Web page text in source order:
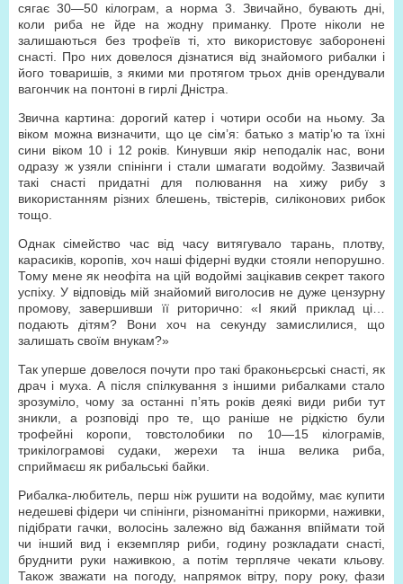
сягає 30—50 кілограм, а норма 3. Звичайно, бувають дні,
коли риба не йде на жодну приманку. Проте ніколи не
залишаються без трофеїв ті, хто використовує заборонені
снасті. Про них довелося дізнатися від знайомого рибалки і
його товаришів, з якими ми протягом трьох днів орендували
вагончик на понтоні в гирлі Дністра.
Звична картина: дорогий катер і чотири особи на ньому. За
віком можна визначити, що це сім’я: батько з матір’ю та їхні
сини віком 10 і 12 років. Кинувши якір неподалік нас, вони
одразу ж узяли спінінги і стали шмагати водойму. Зазвичай
такі снасті придатні для полювання на хижу рибу з
використанням різних блешень, твістерів, силіконових рибок
тощо.
Однак сімейство час від часу витягувало тарань, плотву,
карасиків, коропів, хоч наші фідерні вудки стояли непорушно.
Тому мене як неофіта на цій водоймі зацікавив секрет такого
успіху. У відповідь мій знайомий виголосив не дуже цензурну
промову, завершивши її риторично: «І який приклад ці…
подають дітям? Вони хоч на секунду замислилися, що
залишать своїм внукам?»
Так уперше довелося почути про такі браконьєрські снасті, як
драч і муха. А після спілкування з іншими рибалками стало
зрозуміло, чому за останні п’ять років деякі види риби тут
зникли, а розповіді про те, що раніше не рідкістю були
трофейні коропи, товстолобики по 10—15 кілограмів,
трикілограмові судаки, жерехи та інша велика риба,
сприймаєш як рибальські байки.
Рибалка-любитель, перш ніж рушити на водойму, має купити
недешеві фідери чи спінінги, різноманітні прикорми, наживки,
підібрати гачки, волосінь залежно від бажання впіймати той
чи інший вид і екземпляр риби, годину розкладати снасті,
бруднити руки наживкою, а потім терпляче чекати кльову.
Також зважати на погоду, напрямок вітру, пору року, фази